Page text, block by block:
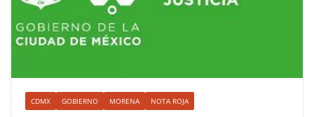
CDMX GOBIERNO MORENA NOTA ROJA